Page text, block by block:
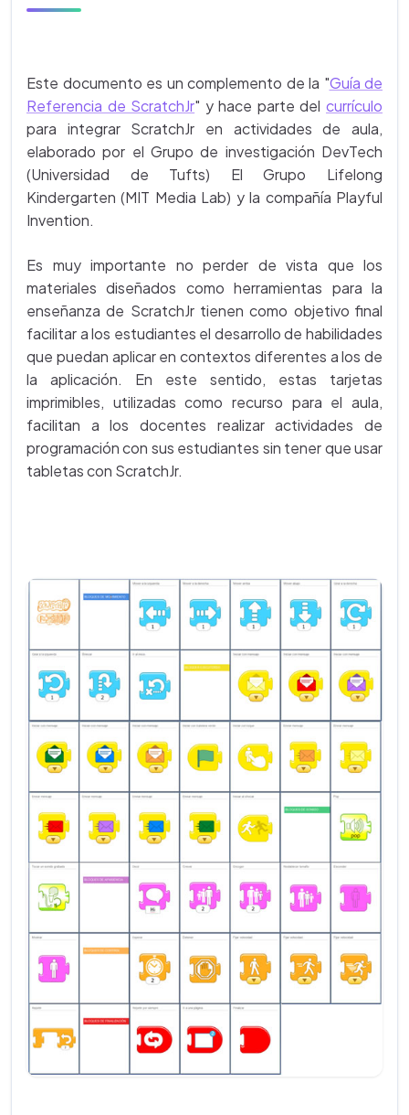
Este documento es un complemento de la "Guía de
Referencia de ScratchJr" y hace parte delcurrículo
para integrar ScratchJr en actividades de aula,
elaborado por el Grupo de investigación DevTech
(Universidad de Tufts) El Grupo Lifelong
Kindergarten (MIT Media Lab) y la compañía Playful
Invention.
Es muy importante no perder de vista que los
materiales diseñados como herramientas para la
enseñanza de ScratchJr tienen como objetivo final
facilitar a los estudiantes el desarrollo de habilidades
que puedan aplicar en contextos diferentes a los de
la aplicación. En este sentido, estas tarjetas
imprimibles, utilizadas como recurso para el aula,
facilitan a los docentes realizar actividades de
programación con sus estudiantes sin tener que usar
tabletas con ScratchJr.